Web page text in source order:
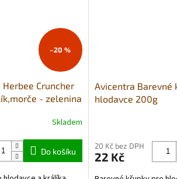
–20 %
Herbee Cruncher
- zelenina
Skladem
Do košíku
Avicentra Barevné
hlodavce 200g
20 Kč bez DPH
22 Kč